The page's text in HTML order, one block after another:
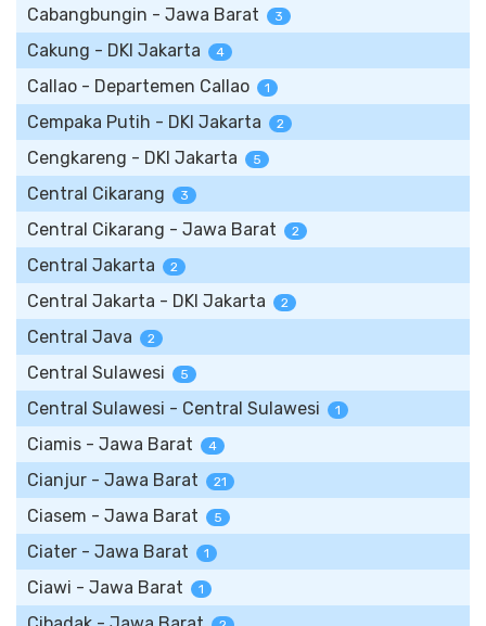
Cabangbungin - Jawa Barat 3
Cakung - DKI Jakarta 4
Callao - Departemen Callao 1
Cempaka Putih - DKI Jakarta 2
Cengkareng - DKI Jakarta 5
Central Cikarang 3
Central Cikarang - Jawa Barat 2
Central Jakarta 2
Central Jakarta - DKI Jakarta 2
Central Java 2
Central Sulawesi 5
Central Sulawesi - Central Sulawesi 1
Ciamis - Jawa Barat 4
Cianjur - Jawa Barat 21
Ciasem - Jawa Barat 5
Ciater - Jawa Barat 1
Ciawi - Jawa Barat 1